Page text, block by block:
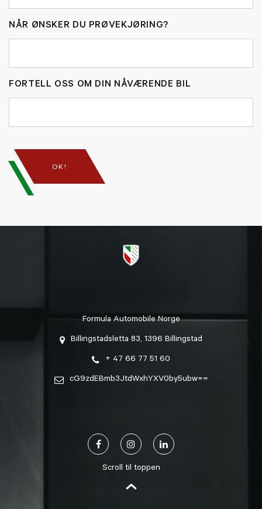
NÅR ØNSKER DU PRØVEKJØRING?
FORTELL OSS OM DIN NÅVÆRENDE BIL
OK!
Formula Automobile Norge
Billingstadsletta 83, 1396 Billingstad
+ 47 66 77 51 60
cG9zdEBmb3JtdWxhYXV0by5ubw==
Scroll til toppen